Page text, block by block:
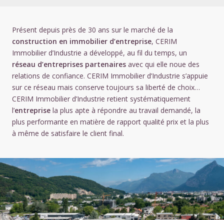
Présent depuis près de 30 ans sur le marché de la
construction en immobilier d’entreprise, CERIM
Immobilier d’Industrie a développé, au fil du temps, un
réseau d’entreprises partenaires avec qui elle noue des
relations de confiance. CERIM Immobilier d’Industrie s’appuie
sur ce réseau mais conserve toujours sa liberté de choix…
CERIM Immobilier d’Industrie retient systématiquement
l’entreprise la plus apte à répondre au travail demandé, la
plus performante en matière de rapport qualité prix et la plus
à même de satisfaire le client final.